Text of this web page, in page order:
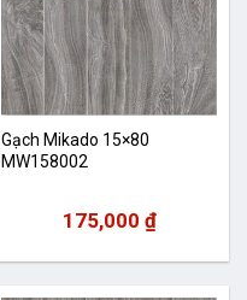
Gạch Mikado 15×80
MW158002
175,000 ₫